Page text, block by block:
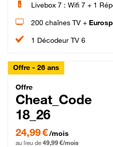
Livebox 7 : Wifi 7 + 1
200 chaînes TV +
1 Décodeur TV 6
Offre - 26 ans
Cheat_Code
Offre
Cheat_Code
18_26
24,99 € par mois pendant 0 mois
24,99 €/mois
au lieu de 49,99 €/mois